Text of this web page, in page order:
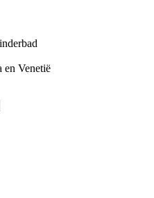
en Venetië